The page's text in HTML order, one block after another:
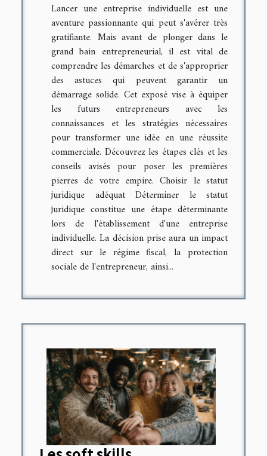
Lancer une entreprise individuelle est une
aventure passionnante qui peut s'avérer très
gratifiante. Mais avant de plonger dans le
grand bain entrepreneurial, il est vital de
comprendre les démarches et de s'approprier
des astuces qui peuvent garantir un
démarrage solide. Cet exposé vise à équiper
les futurs entrepreneurs avec les
connaissances et les stratégies nécessaires
pour transformer une idée en une réussite
commerciale. Découvrez les étapes clés et les
conseils avisés pour poser les premières
pierres de votre empire. Choisir le statut
juridique adéquat Déterminer le statut
juridique constitue une étape déterminante
lors de l'établissement d'une entreprise
individuelle. La décision prise aura un impact
direct sur le régime fiscal, la protection
sociale de l'entrepreneur, ainsi...